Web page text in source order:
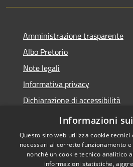
Amministrazione trasparente
Albo Pretorio
Note legali
Informativa privacy
Dichiarazione di accessibilità
Obiettivi di accessibilità
Informazioni
Questo sito web utilizza cookie
necessari al corretto funzionamento
nonché un cookie tecnico analitico
informazioni statistiche,